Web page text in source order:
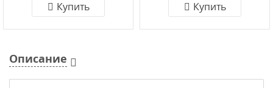
Купить Купить
Описание